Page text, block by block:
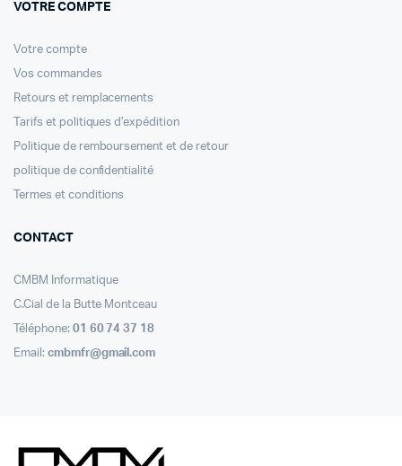
VOTRE COMPTE
Votre compte
Vos commandes
Retours et remplacements
Tarifs et politiques d’expédition
Politique de remboursement et de retour
politique de confidentialité
Termes et conditions
CONTACT
CMBM Informatique
C.Cial de la Butte Montceau
Téléphone: 01 60 74 37 18
Email: cmbmfr@gmail.com